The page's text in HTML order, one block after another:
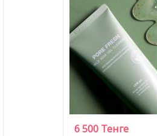
6 500 Тенге